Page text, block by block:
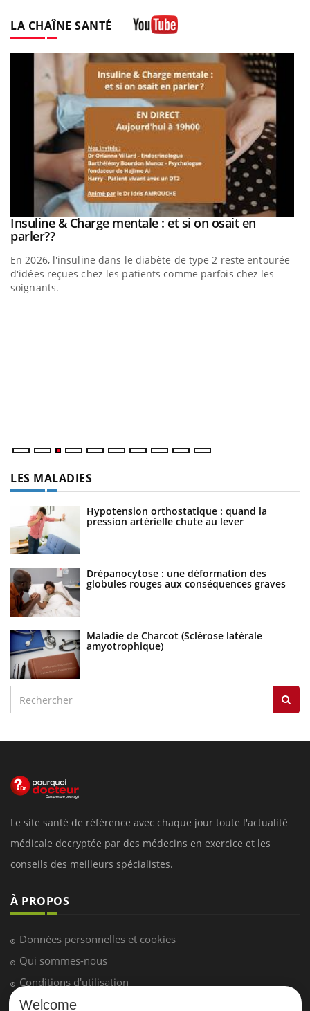
LA CHAÎNE SANTÉ
Youtube
Insuline & Charge mentale : et si on osait en
parler??Youtube
En 2026, l'insuline dans le diabète de type 2 reste entourée
d'idées reçues chez les patients comme parfois chez les
soignants.
LES MALADIES
Hypotension orthostatique : quand la
pression artérielle chute au lever
Drépanocytose : une déformation des
globules rouges aux conséquences graves
Maladie de Charcot (Sclérose latérale
amyotrophique)
Le site santé de référence avec chaque jour toute l'actualité
médicale decryptée par des médecins en exercice et les
conseils des meilleurs spécialistes.
À PROPOS
Données personnelles et cookies
Qui sommes-nous
Conditions d'utilisation
Plan du site
Welcome